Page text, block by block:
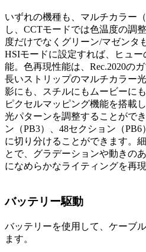
いずれの機種も、マルチカラー
し、CCTモードでは色温度の調
度だけでなくグリーン/マゼンタ
HSIモードに設定すれば、ヒュ
能。色再現性能は、Rec.2020の
長いストリップのマルチカラー
影にも、スチルにもムービーに
ピクセルマッピング機能を搭載
光パターンを調整することがで
ン（PB3）、48セクション（PB6
に切り分けることができます。
とで、グラデーションや動きの
になめらかなライティングを再
バッテリー駆動
バッテリーを使用して、ケーブ
ます。